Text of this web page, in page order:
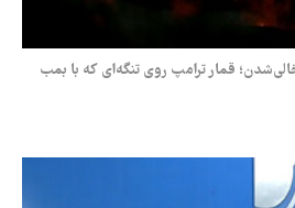
قمار ترامپ روی تنگه‌ای که با بمب